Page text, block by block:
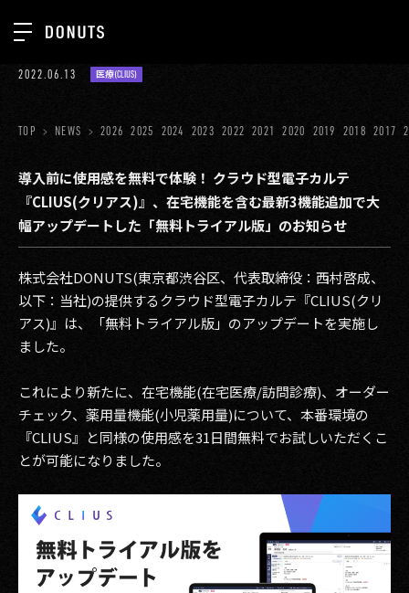
ジョブカン
ゲーム
ミクチャ
医療(CLIUS)
出版メディア
美少女図鑑
タテドラ
その他事業
2026
2025
2024
TOP
ABOUT
SERVICES
GROUP
RECRUIT
CONTACT
PRIVACY POLICY
2022.06.13 医療(CLIUS)
TOP NEWS 2026 2025 2024 2023 2022 2021 2020 2019 2018 2017
導入前に使用感を無料で体験！ クラウド型電子カルテ
『CLIUS(クリアス)』、在宅機能を含む最新3機能追加で大
幅アップデートした「無料トライアル版」のお知らせ
株式会社DONUTS(東京都渋谷区、代表取締役：西村啓成、
以下：当社)の提供するクラウド型電子カルテ『CLIUS(クリ
アス)』は、「無料トライアル版」のアップデートを実施し
ました。
これにより新たに、在宅機能(在宅医療/訪問診療)、オーダー
チェック、薬用量機能(小児薬用量)について、本番環境の
『CLIUS』と同様の使用感を31日間無料でお試しいただくこ
とが可能になりました。